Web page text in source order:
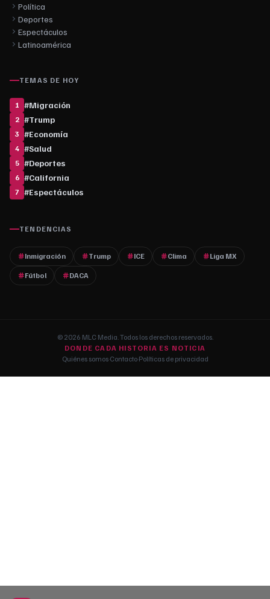
Política
Deportes
Espectáculos
Latinoamérica
TEMAS DE HOY
1 #Migración
2 #Trump
3 #Economía
4 #Salud
5 #Deportes
6 #California
7 #Espectáculos
TENDENCIAS
Inmigración Trump ICE Clima Liga MX
Fútbol DACA
© 2026 MLC Media. Todos los derechos reservados.
DONDE CADA HISTORIA ES NOTICIA
Quiénes somos·Contacto·Políticas de privacidad